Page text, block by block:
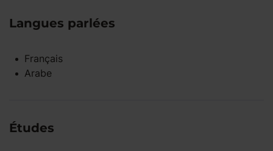
Langues parlées
Français
Arabe
Études